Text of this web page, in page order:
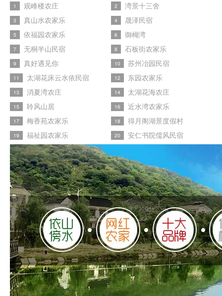
1 观峰楼农庄 2 湾景十三舍
3 真山水农家乐 4 晟泽民宿
5 依福园农家乐 6 御楜湾
7 无桐半山民宿 8 石板街农家乐
9 真好遇见你 10 苏州冶园民宿
11 太湖花床云水依民宿 12 东园农家乐
13 消夏湾农庄 14 太湖花海农庄
15 聆风山居 16 近水湾农家乐
17 梅香苑农家乐 18 得月阁湖景度假村
19 福祉园农家乐 20 安仁书院儒风民宿